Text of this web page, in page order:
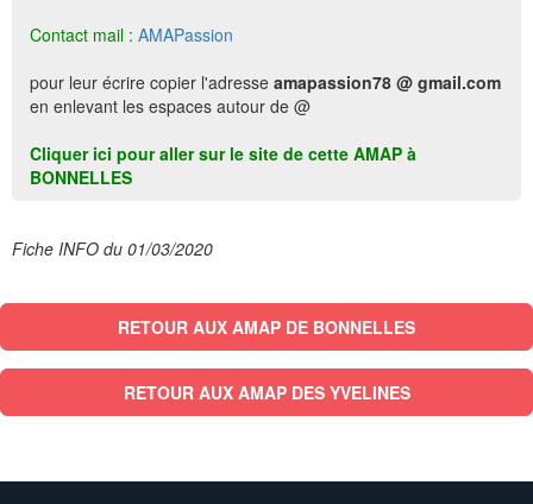
Contact mail : AMAPassion
pour leur écrire copier l'adresse amapassion78 @ gmail.com
en enlevant les espaces autour de @
Cliquer ici pour aller sur le site de cette AMAP à
BONNELLES
Fiche INFO du 01/03/2020
RETOUR AUX AMAP DE BONNELLES
RETOUR AUX AMAP DES YVELINES